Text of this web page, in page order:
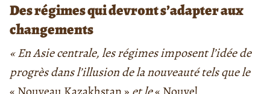
Des régimes qui devront s’adapter aux
changements
« En Asie centrale, les régimes imposent l’idée de
progrès dans l’illusion de la nouveauté tels que le